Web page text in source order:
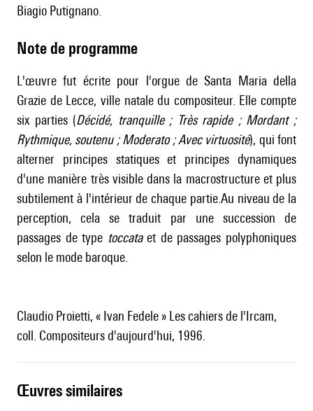
Biagio Putignano.
Note de programme
L'œuvre fut écrite pour l'orgue de Santa Maria della
Grazie de Lecce, ville natale du compositeur. Elle compte
six parties (Décidé, tranquille ; Très rapide ; Mordant ;
Rythmique, soutenu ; Moderato ; Avec virtuosité), qui font
alterner principes statiques et principes dynamiques
d'une manière très visible dans la macrostructure et plus
subtilement à l'intérieur de chaque partie.Au niveau de la
perception, cela se traduit par une succession de
passages de type toccataet de passages polyphoniques
selon le mode baroque.
Claudio Proietti, « Ivan Fedele » Les cahiers de l'Ircam,
coll. Compositeurs d'aujourd'hui, 1996.
œuvres similaires